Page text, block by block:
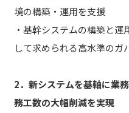
境の構築・運用を支援
・基幹システムの構築と
して求められる高水準のガ
2．新システムを基軸に業
務工数の大幅削減を実現